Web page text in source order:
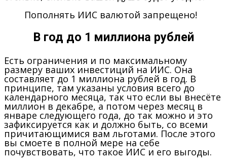
Пополнять ИИС валютой запрещено!
В год до 1 миллиона рублей
Есть ограничения и по максимальному
размеру ваших инвестиций на ИИС. Она
составляет до 1 миллиона рублей в год. В
принципе, там указаны условия всего до
календарного месяца, так что если вы внесёте
миллион в декабре, а потом через месяц в
январе следующего года, до так можно и это
зафиксируется как и должно быть, со всеми
причитающимися вам льготами. После этого
вы смоете в полной мере на себе
почувствовать, что такое ИИС и его выгоды.